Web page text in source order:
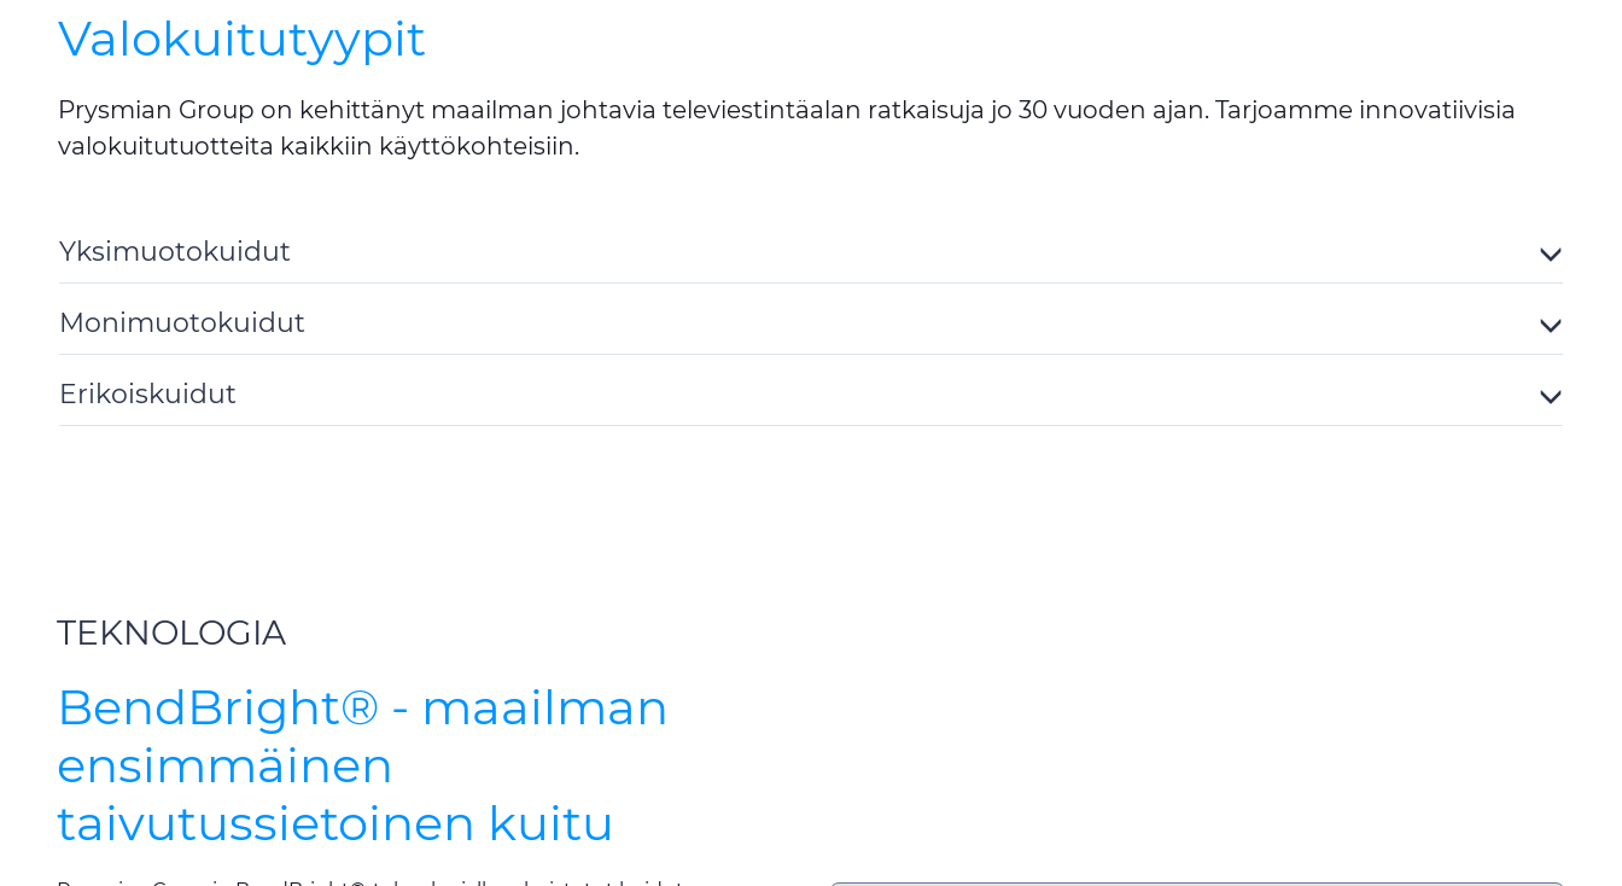
Valokuitutyypit
Prysmian Group on kehittänyt maailman johtavia televiestintäalan ratkaisuja jo 30 vuoden ajan. Tarjoamme innovatiivisia
valokuitutuotteita kaikkiin käyttökohteisiin.
Yksimuotokuidut
Toggle
Details
Monimuotokuidut
Toggle
Details
Erikoiskuidut
Toggle
TEKNOLOGIA
BendBright® - maailman
ensimmäinen
taivutussietoinen kuitu